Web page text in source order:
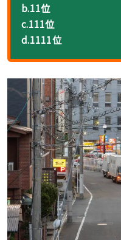
b.11位
c.111位
d.1111位